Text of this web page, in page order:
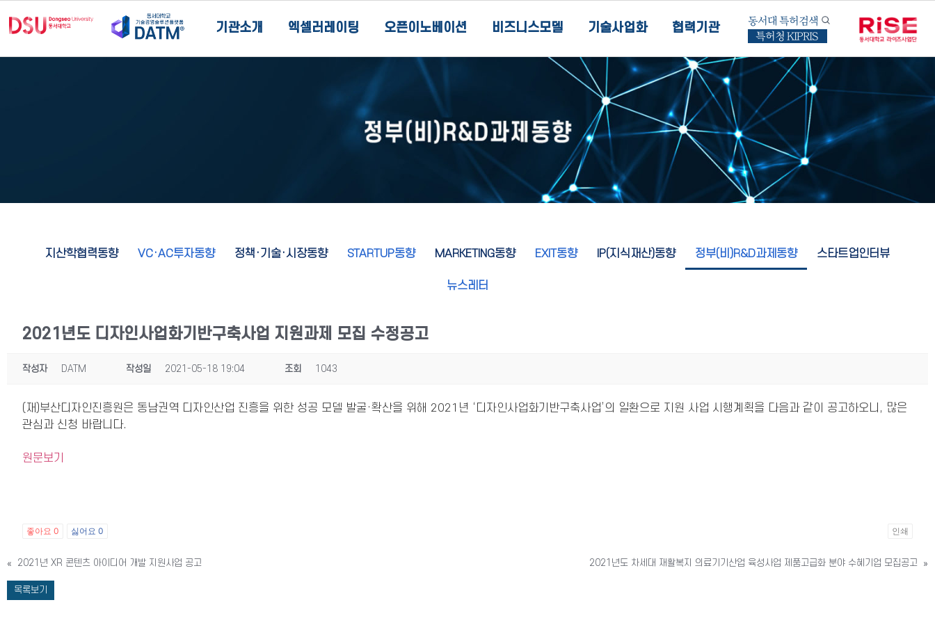
기관소개 엑셀러레이팅 오픈이노베이션 비즈니스모델 기술사업화 협력기관
동서대 특허검색
특허청 KIPRIS
지산학협력동향 VC·AC투자동향 정책·기술·시장동향 STARTUP동향 MARKETING동향 EXIT동향 IP(지식재산)동향 정부(비)R&D과제동향 스타트업인터뷰
뉴스레터
2021년도 디자인사업화기반구축사업 지원과제 모집 수정공고
작성자 DATM 작성일 2021-05-18 19:04 조회 1043
(재)부산디자인진흥원은 동남권역 디자인산업 진흥을 위한 성공 모델 발굴·확산을 위해 2021년 ‘디자인사업화기반구축사업’의 일환으로 지원 사업 시행계획을 다음과 같이 공고하오니, 많은
관심과 신청 바랍니다.
원문보기
좋아요 0 싫어요 0 인쇄
« 2021년 XR 콘텐츠 아이디어 개발 지원사업 공고 2021년도 차세대 재활복지 의료기기산업 육성사업 제품고급화 분야 수혜기업 모집공고 »
목록보기